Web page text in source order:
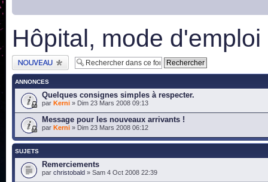
Hôpital, mode d'emploi
Publier un nouveau
sujet
ANNONCES
Quelques consignes simples à respecter.
par Kerni » Dim 23 Mars 2008 09:13
Message pour les nouveaux arrivants !
par Kerni » Dim 23 Mars 2008 06:12
SUJETS
Remerciements
par christobald » Sam 4 Oct 2008 22:39